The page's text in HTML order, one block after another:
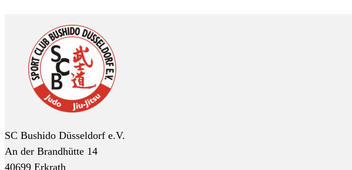
SC Bushido Düsseldorf e.V.
An der Brandhütte 14
40699 Erkrath